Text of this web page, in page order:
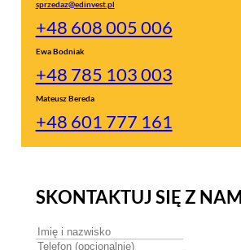
sprzedaz@edinvest.pl
+48 608 005 006
Ewa Bodniak
+48 785 103 003
Mateusz Bereda
+48 601 777 161
SKONTAKTUJ SIĘ Z